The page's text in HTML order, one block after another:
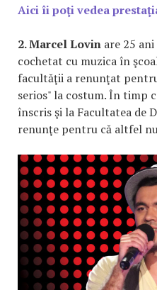
Aici îi poţi vedea
2. Marcel Lovin are 25
cochetat cu muzica în
facultăţii a renunţat
serios" la costum. În timp
înscris şi la Facultatea de
renunţe pentru că altfel